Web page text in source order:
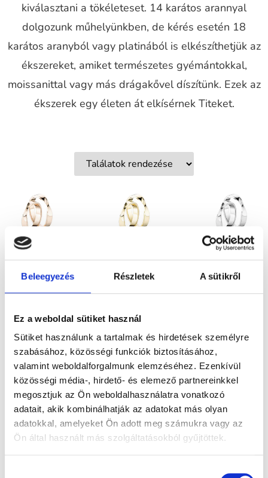
Beleegyezés Részletek A sütikről
Ez a weboldal sütiket használ
Sütiket használunk a tartalmak és hirdetések személyre
szabásához, közösségi funkciók biztosításához,
valamint weboldalforgalmunk elemzéséhez. Ezenkívül
közösségi média-, hirdető- és elemező partnereinkkel
megosztjuk az Ön weboldalhasználatra vonatkozó
adatait, akik kombinálhatják az adatokat más olyan
adatokkal, amelyeket Ön adott meg számukra vagy az
Ön által használt más szolgáltatásokból gyűjtöttek.
kiválasztani a tökéleteset. 14 karátos arannyal
dolgozunk műhelyünkben, de kérés esetén 18
karátos aranyból vagy platinából is elkészíthetjük az
ékszereket, amiket természetes gyémántokkal,
moissanittal vagy más drágakővel díszítünk. Ezek az
ékszerek egy életen át elkísérnek Titeket.
PERU
492.900Ft
karikagyűrű
pár
492.900Ft
karikagyűrű
pár
PERU
492.900
pár